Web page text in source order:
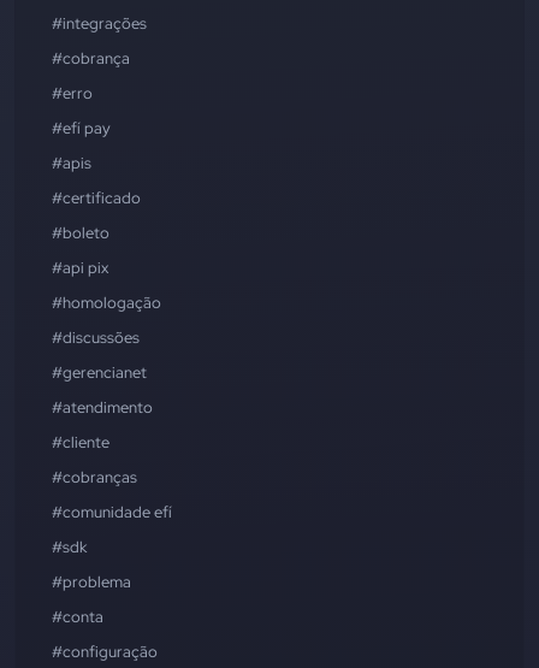
#integrações
#cobrança
#erro
#efí pay
#apis
#certificado
#boleto
#api pix
#homologação
#discussões
#gerencianet
#atendimento
#cliente
#cobranças
#comunidade efí
#sdk
#problema
#conta
#configuração